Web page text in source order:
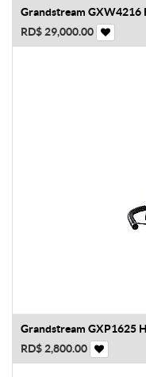
Grandstream GXW4216
RD$29,000.00
Grandstream GXP1625
RD$2,800.00